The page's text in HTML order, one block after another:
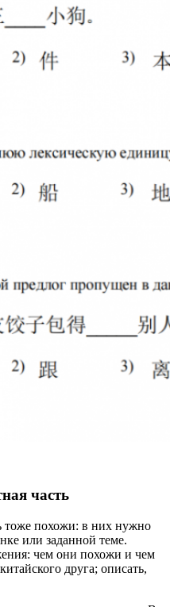
часть
тоже похожи: в них нужно
или заданной теме.
чем они похожи и чем
друга; описать,